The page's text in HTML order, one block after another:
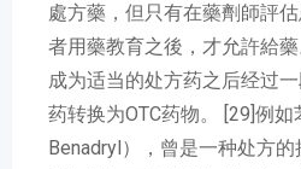
處方藥，但只有在藥劑師評
者用藥教育之後，才允許給
成为适当的处方药之后经过
药转换为OTC药物。 [29]例
Benadryl），曾是一种处方